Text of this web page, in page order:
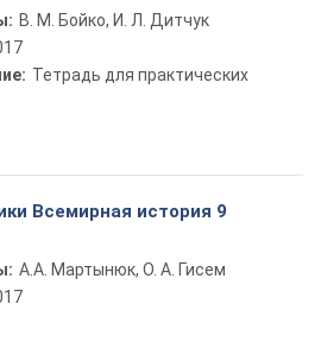
В. М. Бойко, И. Л. Дитчук
Тетрадь для практических
Всемирная история 9
А.А. Мартынюк, О. А. Гисем